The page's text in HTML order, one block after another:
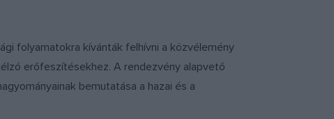
folyamatokra kívánták felhívni a közvélemény
erőfeszítésekhez. A rendezvény alapvető
bemutatása a hazai és a